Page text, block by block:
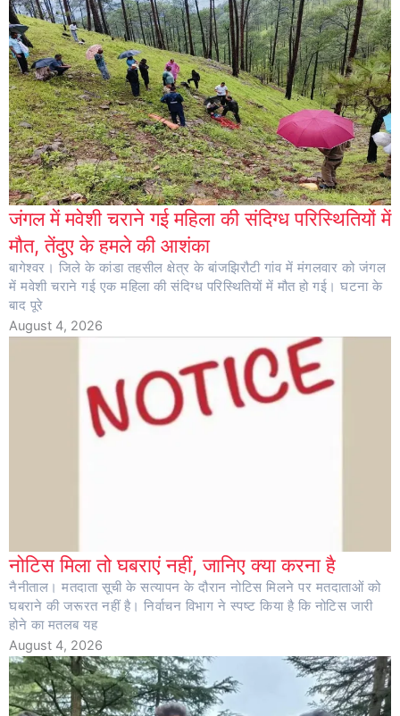
जंगल में मवेशी चराने गई महिला की संदिग्ध परिस्थितियों में
मौत, तेंदुए के हमले की आशंका
बागेश्वर। जिले के कांडा तहसील क्षेत्र के बांजझिरौटी गांव में मंगलवार को जंगल
में मवेशी चराने गई एक महिला की संदिग्ध परिस्थितियों में मौत हो गई। घटना के
बाद पूरे
August 4, 2026
नोटिस मिला तो घबराएं नहीं, जानिए क्या करना है
नैनीताल। मतदाता सूची के सत्यापन के दौरान नोटिस मिलने पर मतदाताओं को
घबराने की जरूरत नहीं है। निर्वाचन विभाग ने स्पष्ट किया है कि नोटिस जारी
होने का मतलब यह
August 4, 2026